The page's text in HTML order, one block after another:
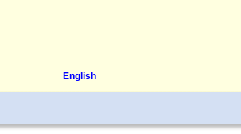
English